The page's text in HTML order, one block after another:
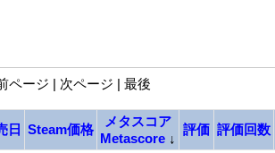
ページ | 次ページ | 最後
日 Steam価格
メタスコア
Metascore↓
評価 評価回数